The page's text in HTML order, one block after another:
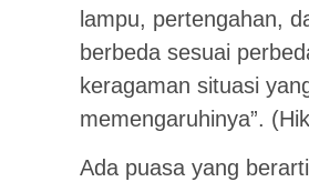
lampu, pertengahan,
berbeda sesuai
keragaman situasi
memengaruhinya”.
Ada puasa yang